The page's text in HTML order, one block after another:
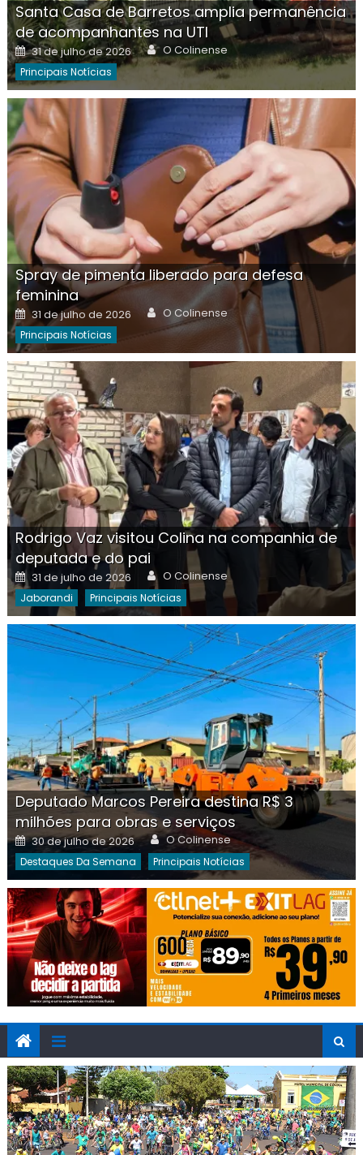
Santa Casa de Barretos amplia permanência
de acompanhantes na UTI
Posted
on
31 de julho de 2026 Author
O Colinense
Principais Notícias
Spray de pimenta liberado para defesa
feminina
Posted
on
31 de julho de 2026 Author
O Colinense
Principais Notícias
Rodrigo Vaz visitou Colina na companhia de
deputada e do pai
Posted
on
31 de julho de 2026 Author
O Colinense
Jaborandi Principais Notícias
Deputado Marcos Pereira destina R$ 3
milhões para obras e serviços
Posted
on
30 de julho de 2026 Author
O Colinense
Destaques Da Semana Principais Notícias